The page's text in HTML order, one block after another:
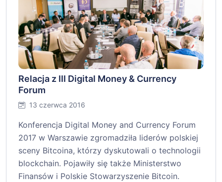
Relacja z III Digital Money & Currency
Forum
13 czerwca 2016
Konferencja Digital Money and Currency Forum
2017 w Warszawie zgromadziła liderów polskiej
sceny Bitcoina, którzy dyskutowali o technologii
blockchain. Pojawiły się także Ministerstwo
Finansów i Polskie Stowarzyszenie Bitcoin.